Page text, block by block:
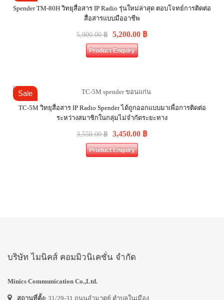
Spender TM-80H วิทยุสื่อสาร IP Radio รุ่นใหม่ล่าสุด ตอบโจทย์การติดต่อ
สื่อสารแบบมืออาชีพ
5,900.00฿ 5,200.00 ฿
Product Enquiry
Sale
TC-5M วิทยุสื่อสาร IP Radio Spender ได้ถูกออกแบบมาเพื่อการติดต่อ
ระหว่างสมาชิกในกลุ่มไม่จำกัดระยะทาง
3,550.00฿ 3,450.00 ฿
Product Enquiry
บริษัท ไมนิคส์ คอมมิวนิเคชั่น จำกัด
Minics Communication Co.,Ltd.
สถานที่ตั้ง: 31/29-31 ถนนอำมาตย์ ตำบลในเมือง